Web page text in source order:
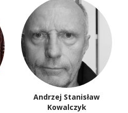
Andrzej Stanisław
Kowalczyk